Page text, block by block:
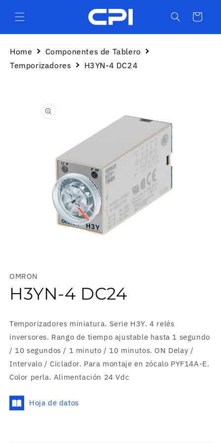
directamente
al contenido
Carrito
Home
Componentes de Tablero
Temporizadores
H3YN-4 DC24
información
1
una
ventana
OMRON
H3YN-4 DC24
Temporizadores miniatura. Serie H3Y. 4 relés
inversores. Rango de tiempo ajustable hasta 1 segundo
/ 10 segundos / 1 minuto / 10 minutos. ON Delay /
Intervalo / Ciclador. Para montaje en zócalo PYF14A-E.
Color perla. Alimentación 24 Vdc
Hoja de datos